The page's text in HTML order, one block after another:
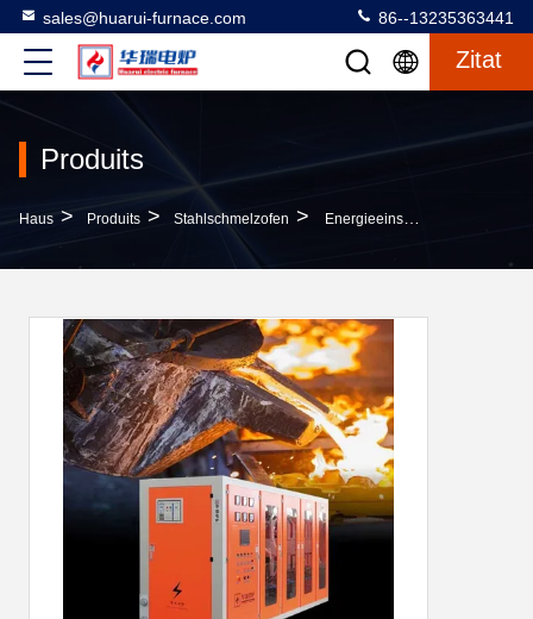
sales@huarui-furnace.com 86--13235363441
Zitat
Produits
Haus > Produits > Stahlschmelzofen > Energieeinsparende Stahl-Induktionsöfen